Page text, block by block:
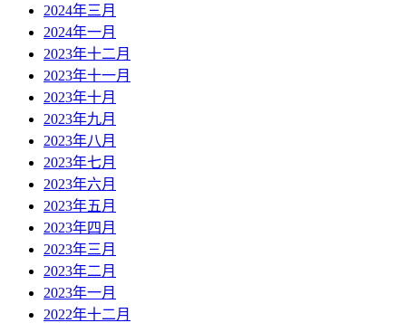
2024年三月
2024年一月
2023年十二月
2023年十一月
2023年十月
2023年九月
2023年八月
2023年七月
2023年六月
2023年五月
2023年四月
2023年三月
2023年二月
2023年一月
2022年十二月